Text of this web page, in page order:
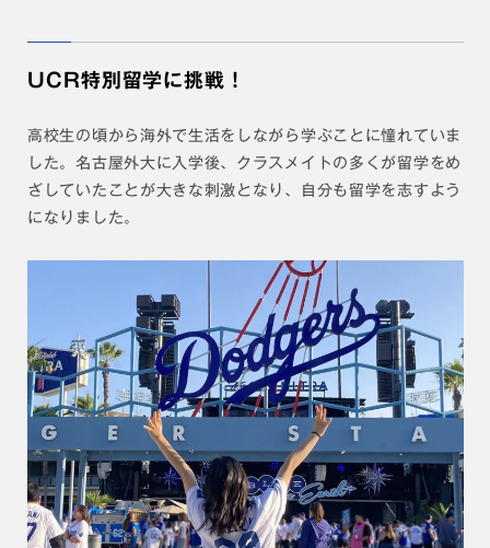
UCR特別留学に挑戦！
高校生の頃から海外で生活をしながら学ぶことに憧れていま
した。名古屋外大に入学後、クラスメイトの多くが留学をめ
ざしていたことが大きな刺激となり、自分も留学を志すよう
になりました。